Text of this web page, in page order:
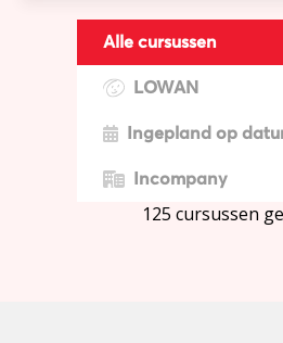
Alle cursussen
LOWAN
Ingepland op
Incompany
125 cursussen